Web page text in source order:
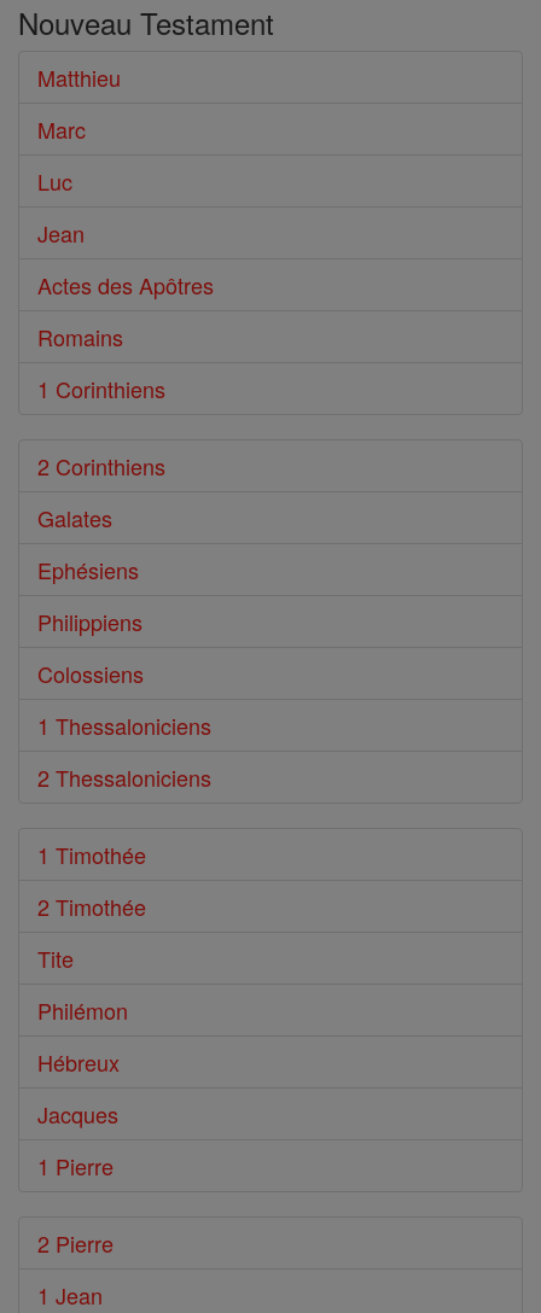
le
Bible
Nouveau Testament
Matthieu
Marc
Luc
Jean
Actes des Apôtres
Romains
1 Corinthiens
2 Corinthiens
Galates
Ephésiens
Philippiens
Colossiens
1 Thessaloniciens
2 Thessaloniciens
1 Timothée
2 Timothée
Tite
Philémon
Hébreux
Jacques
1 Pierre
2 Pierre
1 Jean